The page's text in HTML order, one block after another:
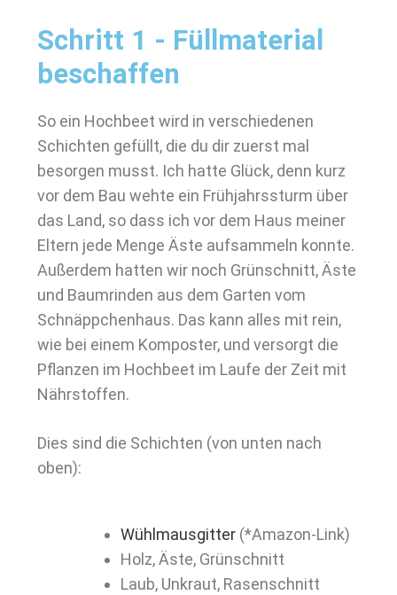
Schritt 1 - Füllmaterial
beschaffen
So ein Hochbeet wird in verschiedenen
Schichten gefüllt, die du dir zuerst mal
besorgen musst. Ich hatte Glück, denn kurz
vor dem Bau wehte ein Frühjahrssturm über
das Land, so dass ich vor dem Haus meiner
Eltern jede Menge Äste aufsammeln konnte.
Außerdem hatten wir noch Grünschnitt, Äste
und Baumrinden aus dem Garten vom
Schnäppchenhaus. Das kann alles mit rein,
wie bei einem Komposter, und versorgt die
Pflanzen im Hochbeet im Laufe der Zeit mit
Nährstoffen.
Dies sind die Schichten (von unten nach
oben):
Wühlmausgitter (*Amazon-Link)
Holz, Äste, Grünschnitt
Laub, Unkraut, Rasenschnitt